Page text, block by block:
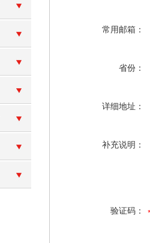
常用邮箱：
省份：
详细地址：
补充说明：
验证码：